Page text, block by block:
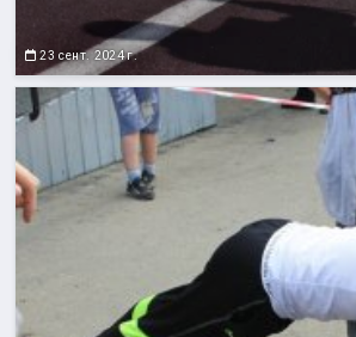
23 сент. 2024 г.